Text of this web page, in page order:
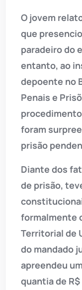
O jovem
que
paradeiro do
entanto, ao
depoente no
Penais e
foram
prisão
Diante dos
de prisão,
formalmente
Territorial de
do mandado
apreendeu
quantia de